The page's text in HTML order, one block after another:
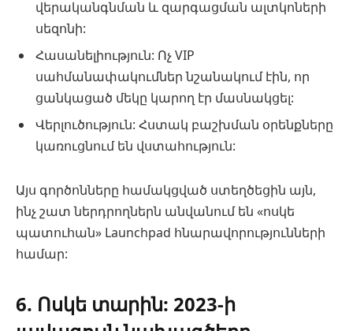
վերականգնման և զարգացման ալտկոների
սեզոնի:
Հասանելիություն: Ոչ VIP
սահմանափակումներ նշանակում էին, որ
ցանկացած մեկը կարող էր մասնակցել:
Վերլուծություն: Հստակ բաշխման օրենքները
կառուցնում են վստահություն:
Այս գործոնները համակցված ստեղծեցին այն,
ինչ շատ ներդրողներն անվանում են «ոսկե
պատուհան» Launchpad հնարավորությունների
համար:
6. Ոսկե տարին: 2023-ի